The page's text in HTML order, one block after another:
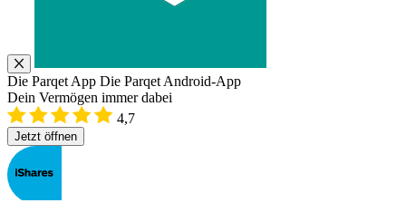
Die Parqet App Die Parqet Android-App
Dein Vermögen immer dabei
4,7
Jetzt öffnen